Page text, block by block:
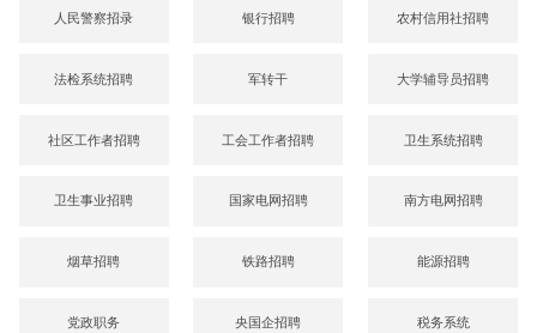
人民警察招录 银行招聘 农村信用社招聘
法检系统招聘 军转干 大学辅导员招聘
社区工作者招聘 工会工作者招聘 卫生系统招聘
卫生事业招聘 国家电网招聘 南方电网招聘
烟草招聘 铁路招聘 能源招聘
党政职务 央国企招聘 税务系统